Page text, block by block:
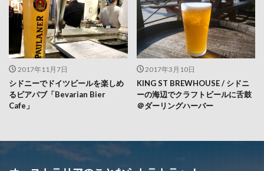
2017年11月7日
シドニーでドイツビールを楽しめ
るビアパブ「Bevarian Bier
Cafe」
2017年3月10日
KING ST BREWHOUSE / シドニ
ーの海辺でクラフトビールに舌鼓
＠ダーリングハーバー